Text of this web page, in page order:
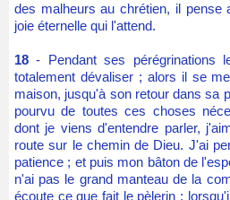
des malheurs au chrétien, il
joie éternelle qui l'attend.
18 - Pendant ses pérégrinations
totalement dévaliser ; alors il se
maison, jusqu'à son retour dans sa
pourvu de toutes ces choses
dont je viens d'entendre parler,
route sur le chemin de Dieu. J'ai
patience ; et puis mon bâton de
n'ai pas le grand manteau de la
écoute ce que fait le pèlerin :